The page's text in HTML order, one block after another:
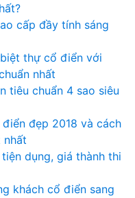
cấp đầy tính sáng
thự cổ điển với
nhất
tiêu chuẩn 4 sao siêu
đẹp 2018 và cách
nhất
dụng, giá thành thi
khách cổ điển sang